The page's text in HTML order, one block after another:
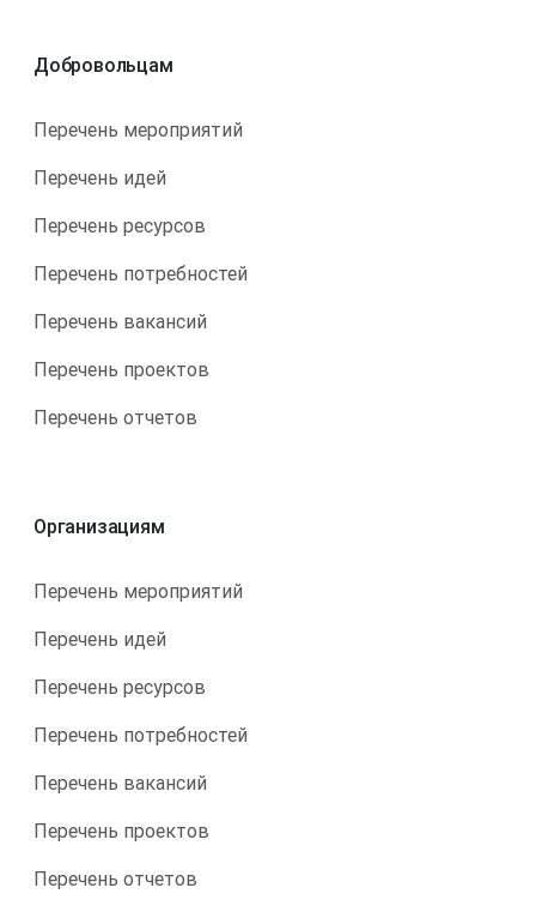
Добровольцам
Перечень мероприятий
Перечень идей
Перечень ресурсов
Перечень потребностей
Перечень вакансий
Перечень проектов
Перечень отчетов
Организациям
Перечень мероприятий
Перечень идей
Перечень ресурсов
Перечень потребностей
Перечень вакансий
Перечень проектов
Перечень отчетов